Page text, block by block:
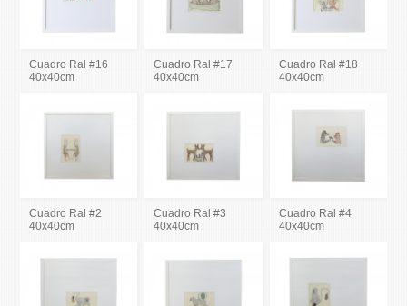
Cuadro Ral #16
40x40cm
Cuadro Ral #17
40x40cm
Cuadro Ral #18
40x40cm
Cuadro Ral #2
40x40cm
Cuadro Ral #3
40x40cm
Cuadro Ral #4
40x40cm